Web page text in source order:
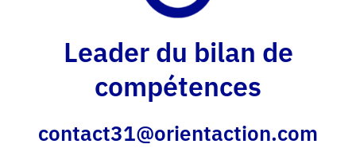
Leader du bilan de
compétences
contact31@orientaction.com